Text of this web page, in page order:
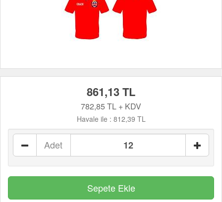
861,13 TL
782,85 TL + KDV
Havale ile : 812,39 TL
Adet